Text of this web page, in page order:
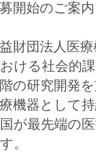
開始のご案内
財団法人医
ける社会的
の研究開発
機器として
が最先端の
。